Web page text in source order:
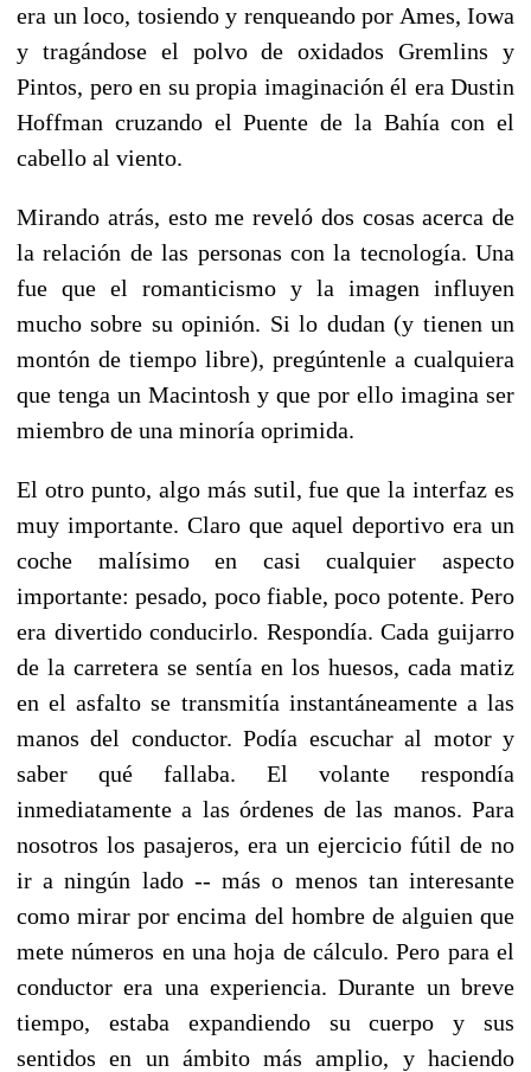
era un loco, tosiendo y renqueando por Ames, Iowa
y tragándose el polvo de oxidados Gremlins y
Pintos, pero en su propia imaginación él era Dustin
Hoffman cruzando el Puente de la Bahía con el
cabello al viento.
Mirando atrás, esto me reveló dos cosas acerca de
la relación de las personas con la tecnología. Una
fue que el romanticismo y la imagen influyen
mucho sobre su opinión. Si lo dudan (y tienen un
montón de tiempo libre), pregúntenle a cualquiera
que tenga un Macintosh y que por ello imagina ser
miembro de una minoría oprimida.
El otro punto, algo más sutil, fue que la interfaz es
muy importante. Claro que aquel deportivo era un
coche malísimo en casi cualquier aspecto
importante: pesado, poco fiable, poco potente. Pero
era divertido conducirlo. Respondía. Cada guijarro
de la carretera se sentía en los huesos, cada matiz
en el asfalto se transmitía instantáneamente a las
manos del conductor. Podía escuchar al motor y
saber qué fallaba. El volante respondía
inmediatamente a las órdenes de las manos. Para
nosotros los pasajeros, era un ejercicio fútil de no
ir a ningún lado -- más o menos tan interesante
como mirar por encima del hombre de alguien que
mete números en una hoja de cálculo. Pero para el
conductor era una experiencia. Durante un breve
tiempo, estaba expandiendo su cuerpo y sus
sentidos en un ámbito más amplio, y haciendo